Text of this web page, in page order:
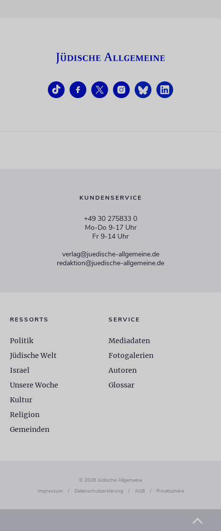
KUNDENSERVICE
+49 30 275833 0
Mo-Do 9-17 Uhr
Fr 9-14 Uhr
verlag@juedische-allgemeine.de
redaktion@juedische-allgemeine.de
RESSORTS
Politik
Jüdische Welt
Israel
Unsere Woche
Kultur
Religion
Gemeinden
SERVICE
Mediadaten
Fotogalerien
Autoren
Glossar
© 2026 Jüdische Allgemeine
Impressum
/ Datenschutzerklärung / AGB / Privatsphäre